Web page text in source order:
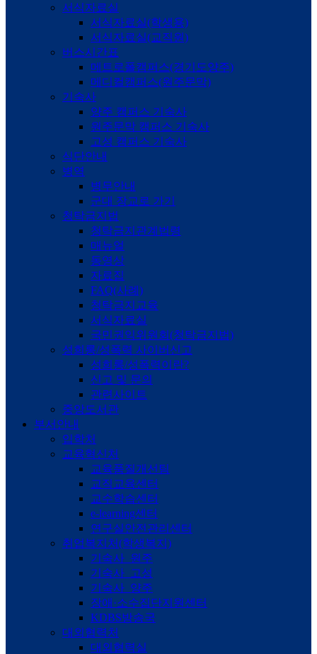
서식자료실
서식자료실(학생용)
서식자료실(교직원)
버스시간표
메트로폴캠퍼스(경기도양주)
메디컬캠퍼스(원주문막)
기숙사
양주 캠퍼스 기숙사
원주문막 캠퍼스 기숙사
고성 캠퍼스 기숙사
식단안내
병역
병무안내
군대 장교로 가기
청탁금지법
청탁금지관계법령
매뉴얼
동영상
자료집
FAQ(사례)
청탁금지교육
서식자료실
국민권익위원회(청탁금지법)
성희롱/성폭력 사이버신고
성희롱/성폭력이란?
신고 및 문의
관련사이트
중앙도서관
부서안내
입학처
교육혁신처
교육품질개선팀
교직교육센터
교수학습센터
e-learning센터
연구실안전관리센터
취업복지처(학생복지)
기숙사_원주
기숙사_고성
기숙사_양주
장애·소수집단지원센터
KDBS방송국
대외협력처
대외협력실